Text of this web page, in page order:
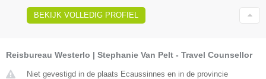
BEKIJK VOLLEDIG PROFIEL
Reisbureau Westerlo | Stephanie Van Pelt - Travel Counsellor
Niet gevestigd in de plaats Ecaussinnes en in de provincie